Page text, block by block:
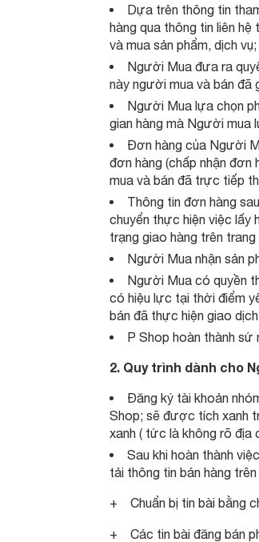
Dựa trên thông tin
hàng qua thông tin liên
và mua sản phẩm, dịch vụ;
Người Mua đưa ra
này người mua và bán đã
Người Mua lựa chọn
gian hàng mà Người mua
Đơn hàng của Người
đơn hàng (chấp nhận đơn
mua và bán đã trực tiếp
Thông tin đơn hàng
chuyển thực hiện việc
trạng giao hàng trên
Người Mua nhận sản
Người Mua có quyền
có hiệu lực tại thời điểm
bán đã thực hiện giao
P Shop hoàn thành sứ
2. Quy trình dành cho
Đăng ký tài khoản
Shop; sẽ được tích xanh
xanh ( tức là không rõ địa
Sau khi hoàn thành
tải thông tin bán hàng
+ Chuẩn bị tin bài bằng
+ Các tin bài đăng bán